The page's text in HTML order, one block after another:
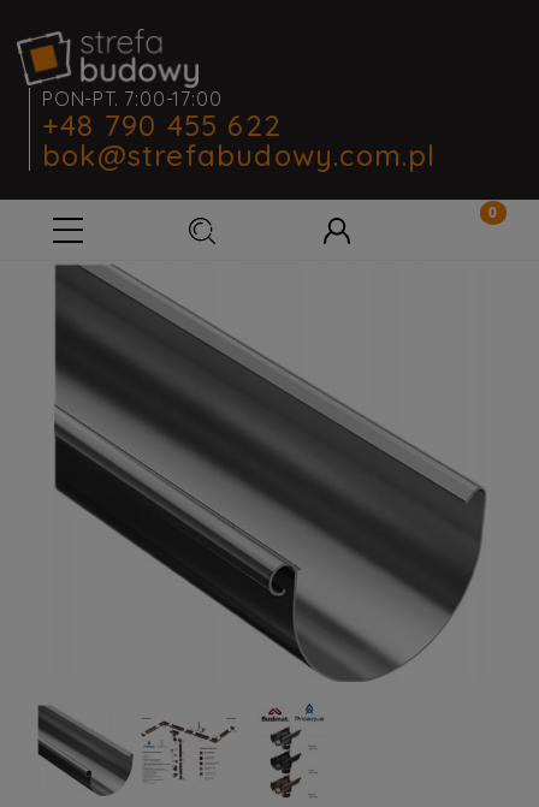
PON-PT. 7:00-17:00
+48 790 455 622
bok@strefabudowy.com.pl